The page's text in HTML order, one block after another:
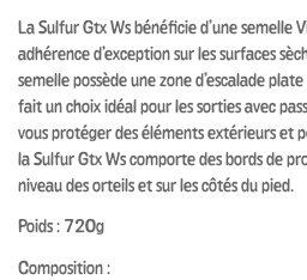
La Sulfur Gtx Ws bénéficie d’une semelle
adhérence d’exception sur les surfaces
semelle possède une zone d’escalade
fait un choix idéal pour les sorties avec
vous protéger des éléments extérieurs et
la Sulfur Gtx Ws comporte des bords de
niveau des orteils et sur les côtés du pied.
Poids : 720g
Composition :